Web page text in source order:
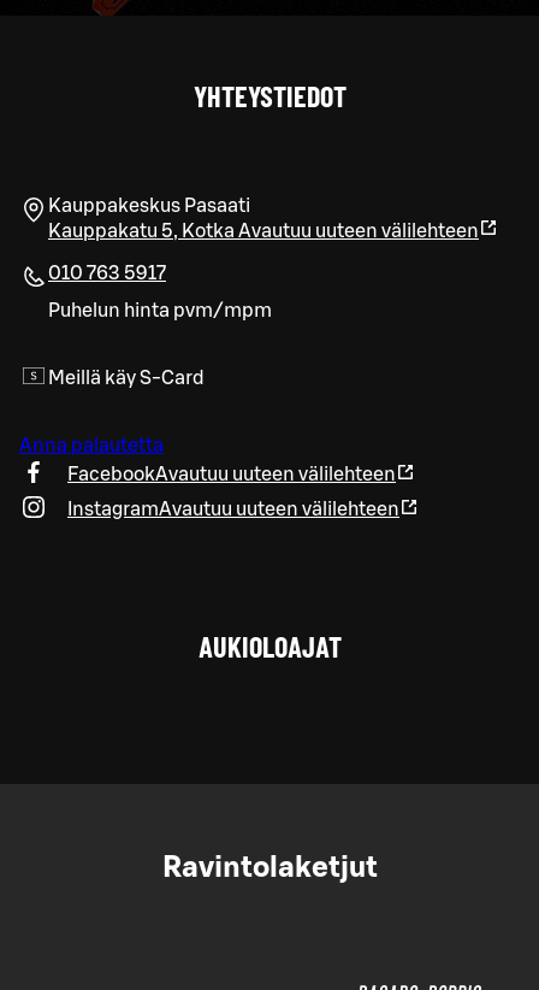
YHTEYSTIEDOT
Kauppakeskus Pasaati
Kauppakatu 5, Kotka Avautuu uuteen välilehteen
010 763 5917
Puhelun hinta pvm/mpm
Meillä käy S-Card
Anna palautetta
FacebookAvautuu uuteen välilehteen
InstagramAvautuu uuteen välilehteen
AUKIOLOAJAT
Ravintolaketjut